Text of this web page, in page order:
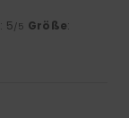
: 5/5 Größe: